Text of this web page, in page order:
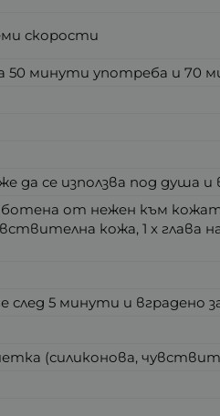
скорости
50 минути употреба и 70
да се използва под душа
от нежен към
кожа, 1 x глава
5 минути и вградено
(силиконова,